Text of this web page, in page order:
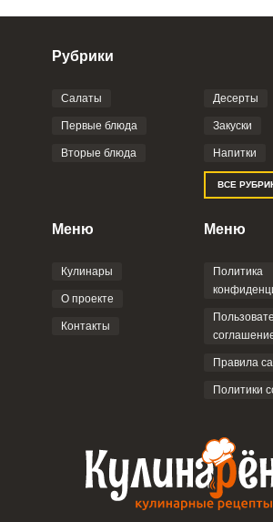
Фото до 4 шт, до 5 mb
Отправляя эту форму, вы
Политикой
соглашением
Рубрики
Салаты
Первые блюда
Вторые блюда
Десерты
Закуски
Напитки
ВСЕ
Меню
Кулинары
О проекте
Контакты
Меню
Политика
Правила
Политики